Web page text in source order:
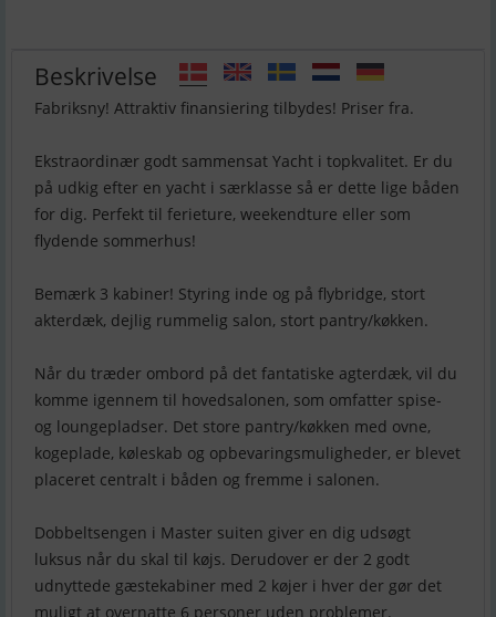
Beskrivelse
Fabriksny! Attraktiv finansiering tilbydes! Priser fra.
Ekstraordinær godt sammensat Yacht i topkvalitet. Er du
på udkig efter en yacht i særklasse så er dette lige båden
for dig. Perfekt til ferieture, weekendture eller som
flydende sommerhus!
Bemærk 3 kabiner! Styring inde og på flybridge, stort
akterdæk, dejlig rummelig salon, stort pantry/køkken.
Når du træder ombord på det fantatiske agterdæk, vil du
komme igennem til hovedsalonen, som omfatter spise-
og loungepladser. Det store pantry/køkken med ovne,
kogeplade, køleskab og opbevaringsmuligheder, er blevet
placeret centralt i båden og fremme i salonen.
Dobbeltsengen i Master suiten giver en dig udsøgt
luksus når du skal til køjs. Derudover er der 2 godt
udnyttede gæstekabiner med 2 køjer i hver der gør det
muligt at overnatte 6 personer uden problemer.